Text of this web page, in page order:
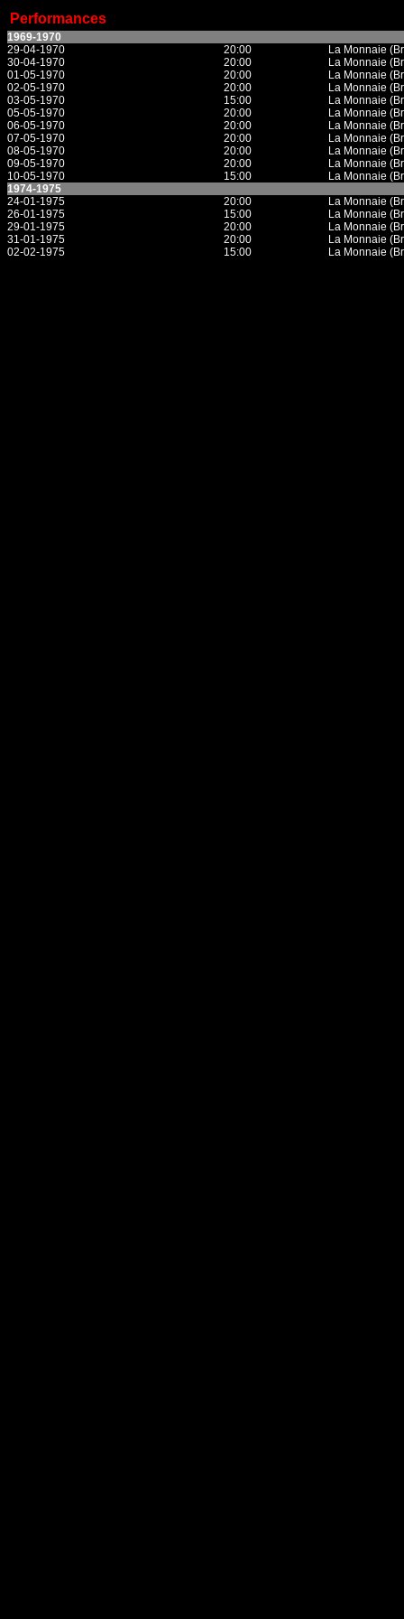
Performances
1969-1970
29-04-1970
20:00
La Monnaie
30-04-1970
20:00
La Monnaie
01-05-1970
20:00
La Monnaie
02-05-1970
20:00
La Monnaie
03-05-1970
15:00
La Monnaie
05-05-1970
20:00
La Monnaie
06-05-1970
20:00
La Monnaie
07-05-1970
20:00
La Monnaie
08-05-1970
20:00
La Monnaie
09-05-1970
20:00
La Monnaie
10-05-1970
15:00
La Monnaie
1974-1975
24-01-1975
20:00
La Monnaie
26-01-1975
15:00
La Monnaie
29-01-1975
20:00
La Monnaie
31-01-1975
20:00
La Monnaie
02-02-1975
15:00 La Monnaie